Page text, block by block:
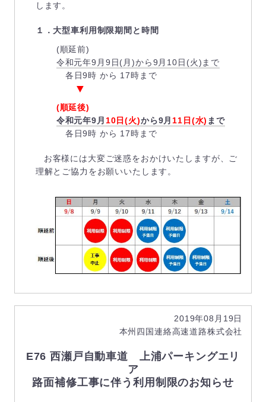
します。
１．大型車利用制限期間と時間
(順延前)
令和元年9月9日(月)から9月10日(火)まで
各日9時 から 17時まで
▼
(順延後)
令和元年9月 10日(火)から9月 11日(水) まで
各日9時 から 17時まで
お客様には大変ご迷惑をおかけいたしますが、ご
理解とご協力をお願いいたします。
2019年08月19日
本州四国連絡高速道路株式会社
E76 西瀬戸自動車道 上浦パーキングエリ
ア
路面補修工事に伴う利用制限のお知らせ